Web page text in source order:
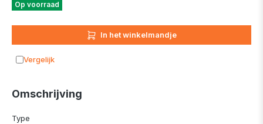
Op voorraad
In het winkelmandje
Vergelijk
Toevoegen aan vergelijking
Omschrijving
Type